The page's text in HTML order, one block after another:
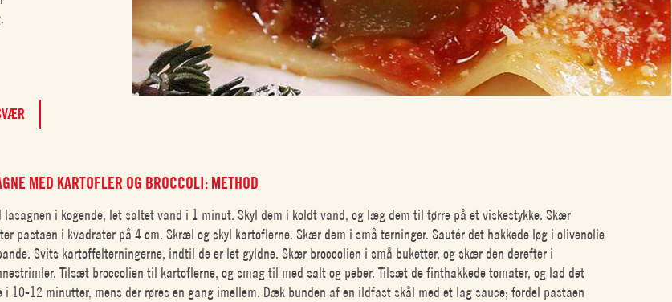
MED KARTOFLER OG BROCCOLI: METHOD
lasagnen i kogende, let saltet vand i 1 minut. Skyl dem i koldt vand, og læg dem til tørre på et viskestykke. Skær
pastaen i kvadrater på 4 cm. Skræl og skyl kartoflerne. Skær dem i små terninger. Sautér det hakkede løg i olivenolie
Svits kartoffelterningerne, indtil de er let gyldne. Skær broccolien i små buketter, og skær den derefter i
Tilsæt broccolien til kartoflerne, og smag til med salt og peber. Tilsæt de finthakkede tomater, og lad det
i 10-12 minutter, mens der røres en gang imellem. Dæk bunden af en ildfast skål med et lag sauce; fordel pastaen